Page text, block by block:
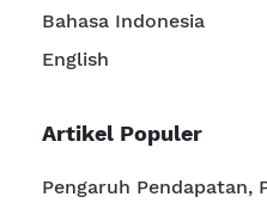
Bahasa Indonesia
English
Artikel Populer
Pengaruh Pendapatan,